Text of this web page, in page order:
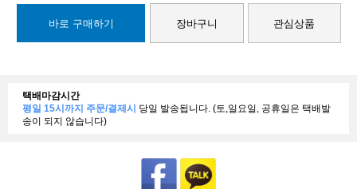
바로 구매하기 장바구니 관심상품
택배마감시간
평일 15시까지 주문/결제시 당일 발송됩니다. (토,일요일, 공휴일은 택배발
송이 되지 않습니다)